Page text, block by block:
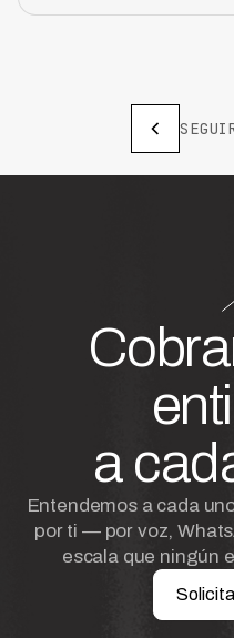
a
Entendemos a cada
por ti — por voz,
escala que ningún